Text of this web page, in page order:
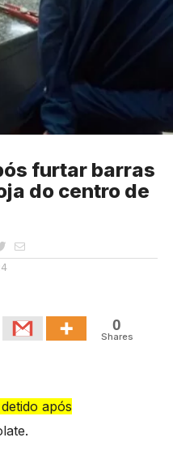
furtar barras
do centro de
0
Shares
após